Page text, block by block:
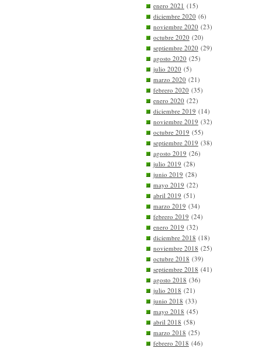
enero 2021 (15)
diciembre 2020 (6)
noviembre 2020 (23)
octubre 2020 (20)
septiembre 2020 (29)
agosto 2020 (25)
julio 2020 (5)
marzo 2020 (21)
febrero 2020 (35)
enero 2020 (22)
diciembre 2019 (14)
noviembre 2019 (32)
octubre 2019 (55)
septiembre 2019 (38)
agosto 2019 (26)
julio 2019 (28)
junio 2019 (28)
mayo 2019 (22)
abril 2019 (51)
marzo 2019 (34)
febrero 2019 (24)
enero 2019 (32)
diciembre 2018 (18)
noviembre 2018 (25)
octubre 2018 (39)
septiembre 2018 (41)
agosto 2018 (36)
julio 2018 (21)
junio 2018 (33)
mayo 2018 (45)
abril 2018 (58)
marzo 2018 (25)
febrero 2018 (46)